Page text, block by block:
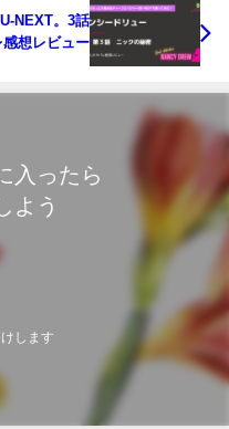
NEXT。3話
想レビュー
入ったら
よう
します